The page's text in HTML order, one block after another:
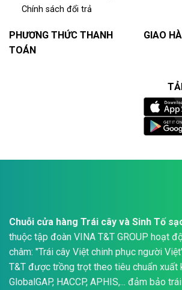
Chính sách đổi trả
PHƯƠNG THỨC THANH
TOÁN
GIAO
Chuỗi cửa hàng Trái cây và Sinh Tố
thuộc tập đoàn VINA T&T GROUP hoạt
châm: "Trái cây Việt chinh phục người
T&T được trồng trọt theo tiêu chuẩn xuất
GlobalGAP, HACCP, APHIS,... đảm bảo